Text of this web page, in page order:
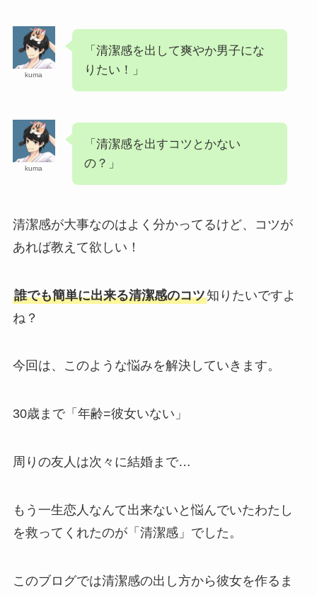
kuma
「清潔感を出して爽やか男子にな
りたい！」
kuma
「清潔感を出すコツとかない
の？」
清潔感が大事なのはよく分かってるけど、コツが
あれば教えて欲しい！
誰でも簡単に出来る清潔感のコツ知りたいですよ
ね？
今回は、このような悩みを解決していきます。
30歳まで「年齢=彼女いない」
周りの友人は次々に結婚まで…
もう一生恋人なんて出来ないと悩んでいたわたし
を救ってくれたのが「清潔感」でした。
このブログでは清潔感の出し方から彼女を作るま